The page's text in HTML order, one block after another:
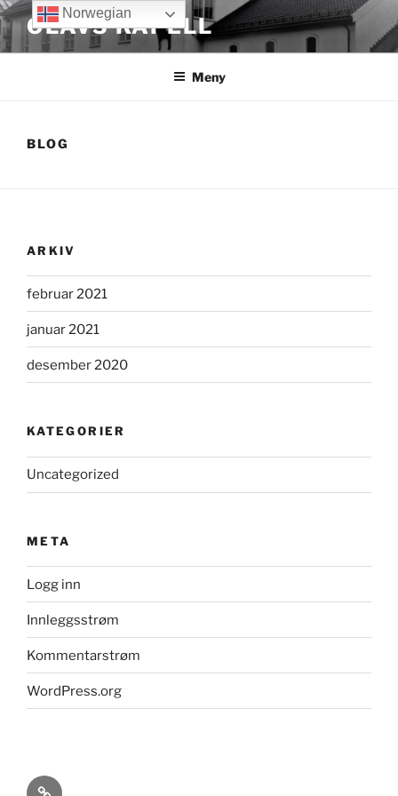
Gå
til
innhold
OLAVS KAPELL
Meny
BLOG
ARKIV
februar 2021
januar 2021
desember 2020
KATEGORIER
Uncategorized
META
Logg inn
Innleggsstrøm
Kommentarstrøm
WordPress.org
Kildeavskrifter
Norwegian